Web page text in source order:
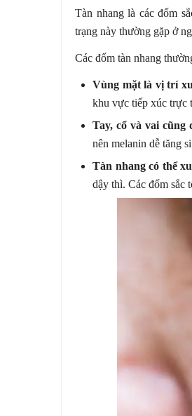
Tàn nhang là các đốm
trạng này thường gặp ở
Các đốm tàn nhang
Vùng mặt là vị trí
khu vực tiếp xúc trực
Tay, cổ và vai cũng
nên melanin dễ tăng
Tàn nhang có thể
dậy thì. Các đốm sắc